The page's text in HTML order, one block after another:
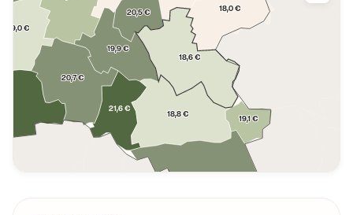
19,1 €
18,0 €
21,6 €
18,8 €
19,0 €
20,5 €
20,7 €
19,9 €
18,6 €